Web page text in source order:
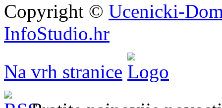
Copyright © Ucenicki-
InfoStudio.hr
Na vrh stranice